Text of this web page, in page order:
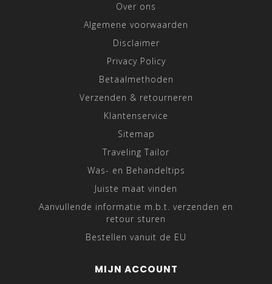
Over ons
Algemene voorwaarden
Disclaimer
Privacy Policy
Betaalmethoden
Verzenden & retourneren
Klantenservice
Sitemap
Traveling Tailor
Was- en Behandeltips
Juiste maat vinden
Aanvullende informatie m.b.t. verzenden en
retour sturen
Bestellen vanuit de EU
MIJN ACCOUNT